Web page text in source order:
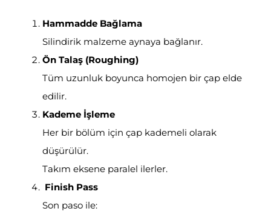
Hammadde Bağlama
Silindirik malzeme aynaya bağlanır.
Ön Talaş (Roughing)
Tüm uzunluk boyunca homojen bir çap elde
edilir.
Kademe İşleme
Her bir bölüm için çap kademeli olarak
düşürülür.
Takım eksene paralel ilerler.
Finish Pass
Son paso ile: